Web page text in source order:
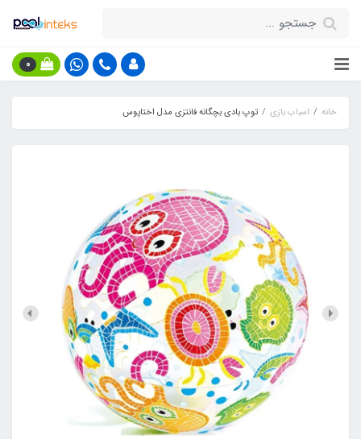
0
خانه اسباب بازی توپ بادی بچگانه فانتزی مدل اختاپوس